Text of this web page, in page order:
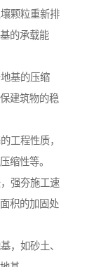
颗粒重新排
的承载能
基的压缩
建筑物的稳
工程性质，
缩性等。
强夯施工速
积的加固处
，如砂土、